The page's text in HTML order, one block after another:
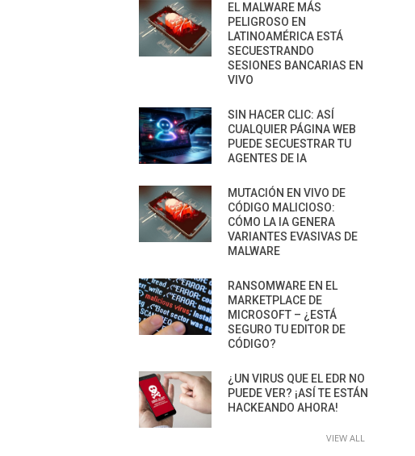
EL MALWARE MÁS
PELIGROSO EN
LATINOAMÉRICA ESTÁ
SECUESTRANDO
SESIONES BANCARIAS EN
VIVO
SIN HACER CLIC: ASÍ
CUALQUIER PÁGINA WEB
PUEDE SECUESTRAR TU
AGENTES DE IA
MUTACIÓN EN VIVO DE
CÓDIGO MALICIOSO:
CÓMO LA IA GENERA
VARIANTES EVASIVAS DE
MALWARE
RANSOMWARE EN EL
MARKETPLACE DE
MICROSOFT – ¿ESTÁ
SEGURO TU EDITOR DE
CÓDIGO?
¿UN VIRUS QUE EL EDR NO
PUEDE VER? ¡ASÍ TE ESTÁN
HACKEANDO AHORA!
VIEW ALL